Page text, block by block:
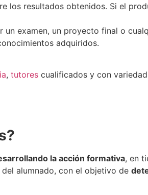
los resultados obtenidos. Si el
examen, un proyecto final o
adquiridos.
, tutores cualificados y con
la acción formativa, en
alumnado, con el objetivo de